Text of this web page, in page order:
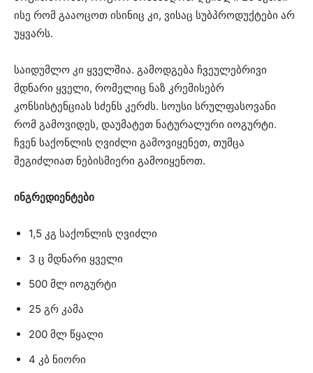
ისე რომ გააოცოთ ისინიც კი, ვისაც სუბპროდუქტები არ
უყვარს.
საიდუმლო კი ყველშია. გამოდგება ჩვეულებრივი
მდნარი ყველი, რომელიც ნაზ კრემისებრ
კონსისტენციას სძენს კერძს. სოუსი სრულფასოვანი
რომ გამოვიდეს, დაუმატეთ ნატურალური იოგურტი.
ჩვენ საქონლის ღვიძლი გამოვიყენეთ, თუმცა
შეგიძლიათ ნებისმიერი გამოიყენოთ.
ინგრედიენტები
1,5 კგ საქონლის ღვიძლი
3 ც მდნარი ყველი
500 მლ იოგურტი
25 გრ კამა
200 მლ წყალი
4 კბ ნიორი